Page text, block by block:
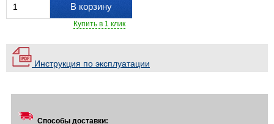
В корзину
Купить в 1 клик
Инструкция по эксплуатации
Способы доставки: